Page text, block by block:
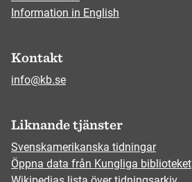
Information in English
Kontakt
info@kb.se
Liknande tjänster
Svenskamerikanska tidningar
Öppna data från Kungliga biblioteket